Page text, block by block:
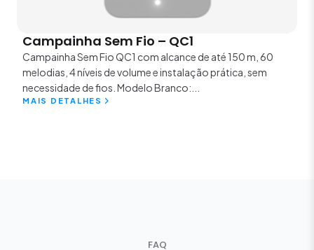
Campainha Sem Fio – QC1
Campainha Sem Fio QC1 com alcance de até 150 m, 60
melodias, 4 níveis de volume e instalação prática, sem
necessidade de fios. Modelo Branco:...
MAIS DETALHES
FAQ